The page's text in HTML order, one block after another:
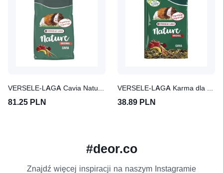
VERSELE-LAGA Cavia Nature Original 9 kg karma dla kawii domowej
81.25 PLN
VERSELE-LAGA Karma dla śwniki morskiej Cavia Nature Original 2,5 kg
38.89 PLN
#deor.co
Znajdź więcej inspiracji na naszym Instagramie